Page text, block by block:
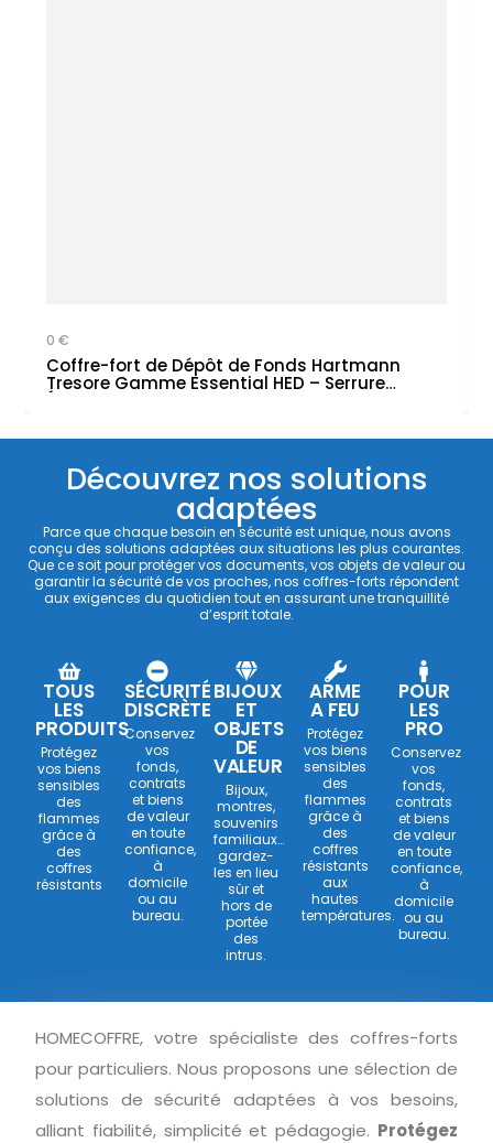
0 €
Coffre-fort de Dépôt de Fonds Hartmann
Tresore Gamme Essential HED – Serrure
Découvrez nos solutions
adaptées
Parce que chaque besoin en sécurité est unique, nous avons
conçu des solutions adaptées aux situations les plus courantes.
Que ce soit pour protéger vos documents, vos objets de valeur ou
garantir la sécurité de vos proches, nos coffres-forts répondent
aux exigences du quotidien tout en assurant une tranquillité
d’esprit totale.
TOUS
LES
PRODUITS
Protégez
vos biens
sensibles
des
flammes
grâce à
des
coffres
résistants
SÉCURITÉ
DISCRÈTE
Conservez
vos
fonds,
contrats
et biens
de valeur
en toute
confiance,
à
domicile
ou au
bureau.
BIJOUX
ET
OBJETS
DE
VALEUR
Bijoux,
montres,
souvenirs
familiaux…
gardez-
les en lieu
sûr et
hors de
portée
des
intrus.
ARME
A FEU
Protégez
vos biens
sensibles
des
flammes
grâce à
des
coffres
résistants
aux
hautes
températures.
POUR
LES
PRO
Conservez
vos
fonds,
contrats
et biens
de valeur
en toute
confiance,
à
domicile
ou au
bureau.
HOMECOFFRE, votre spécialiste des coffres-forts
pour particuliers. Nous proposons une sélection de
solutions de sécurité adaptées à vos besoins,
alliant fiabilité, simplicité et pédagogie. Protégez